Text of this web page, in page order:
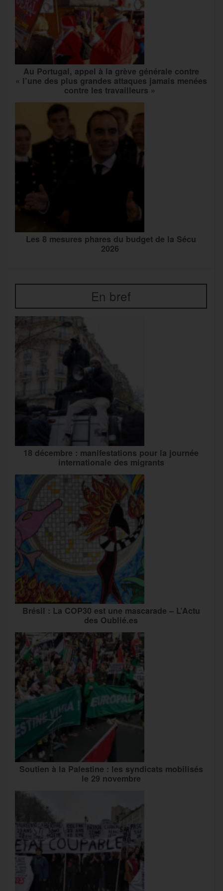
Au Portugal, appel à la grève générale contre
« l’une des plus grandes attaques jamais menées
contre les travailleurs »
Les 8 mesures phares du budget de la Sécu
2026
En bref
18 décembre : manifestations pour la journée
internationale des migrants
Brésil : La COP30 est une mascarade – L’Actu
des Oublié.es
Soutien à la Palestine : les syndicats mobilisés
le 29 novembre